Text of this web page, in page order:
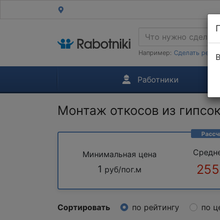
Например: Сделать
Работники
Монтаж откосов из
Минимальная цена
1 руб/пог.м
Сортировать по рейтингу по